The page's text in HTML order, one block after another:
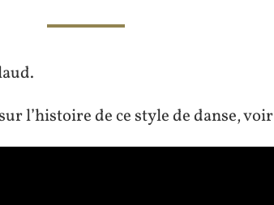
l’histoire de ce style de danse, voir